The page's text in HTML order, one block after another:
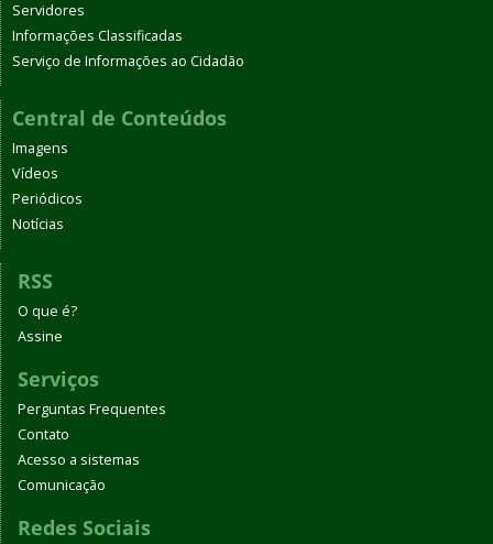
Servidores
Informações Classificadas
Serviço de Informações ao Cidadão
Central de Conteúdos
Imagens
Vídeos
Periódicos
Notícias
RSS
O que é?
Assine
Serviços
Perguntas Frequentes
Contato
Acesso a sistemas
Comunicação
Redes Sociais